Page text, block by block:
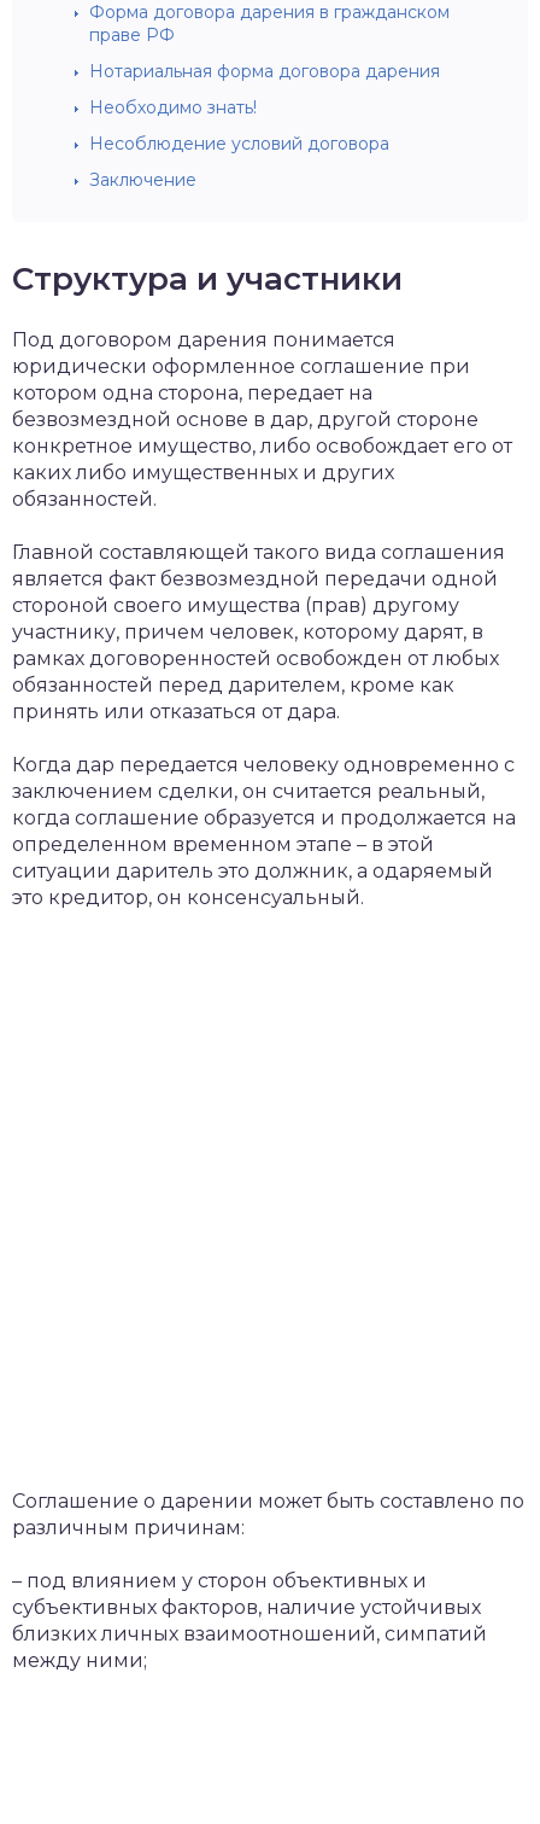
Форма договора дарения в гражданском
праве РФ
Нотариальная форма договора дарения
Необходимо знать!
Несоблюдение условий договора
Заключение
Структура и участники
Под договором дарения понимается
юридически оформленное соглашение при
котором одна сторона, передает на
безвозмездной основе в дар, другой стороне
конкретное имущество, либо освобождает его от
каких либо имущественных и других
обязанностей.
Главной составляющей такого вида соглашения
является факт безвозмездной передачи одной
стороной своего имущества (прав) другому
участнику, причем человек, которому дарят, в
рамках договоренностей освобожден от любых
обязанностей перед дарителем, кроме как
принять или отказаться от дара.
Когда дар передается человеку одновременно с
заключением сделки, он считается реальный,
когда соглашение образуется и продолжается на
определенном временном этапе – в этой
ситуации даритель это должник, а одаряемый
это кредитор, он консенсуальный.
Соглашение о дарении может быть составлено по
различным причинам:
– под влиянием у сторон объективных и
субъективных факторов, наличие устойчивых
близких личных взаимоотношений, симпатий
между ними;